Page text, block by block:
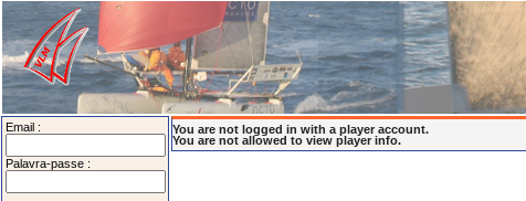
Email :
Palavra-passe :
You are not logged in with a player account.
You are not allowed to view player info.